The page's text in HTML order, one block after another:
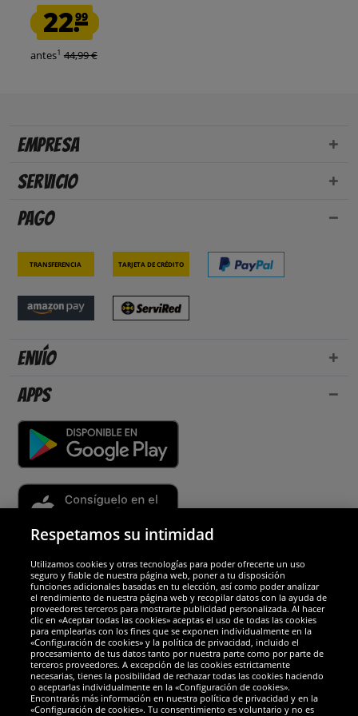
22.99
antes1 44,99 €
Empresa
Servicio
Pago
Transferencia Tarjeta de crédito
Envío
Apps
Socios y seguridad
Galardones
Respetamos su intimidad
Utilizamos cookies y otras tecnologías para poder ofrecerte un uso
seguro y fiable de nuestra página web, poner a tu disposición
funciones adicionales basadas en tu elección, así como poder analizar
el rendimiento de nuestra página web y recopilar datos con la ayuda de
proveedores terceros para mostrarte publicidad personalizada. Al hacer
clic en «Aceptar todas las cookies» aceptas el uso de todas las cookies
para emplearlas con los fines que se exponen individualmente en la
«Configuración de cookies» y la política de privacidad, incluido el
procesamiento de tus datos tanto por nuestra parte como por parte de
terceros proveedores. A excepción de las cookies estrictamente
necesarias, tienes la posibilidad de rechazar todas las cookies haciendo
o aceptarlas individualmente en la «Configuración de cookies».
Encontrarás más información en nuestra política de privacidad y en la
«Configuración de cookies». Tu consentimiento es voluntario y no es